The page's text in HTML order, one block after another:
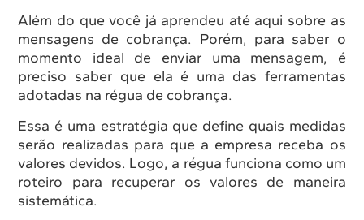
Além do que você já aprendeu até aqui sobre as
mensagens de cobrança. Porém, para saber o
momento ideal de enviar uma mensagem, é
preciso saber que ela é uma das ferramentas
adotadas na régua de cobrança.
Essa é uma estratégia que define quais medidas
serão realizadas para que a empresa receba os
valores devidos. Logo, a régua funciona como um
roteiro para recuperar os valores de maneira
sistemática.